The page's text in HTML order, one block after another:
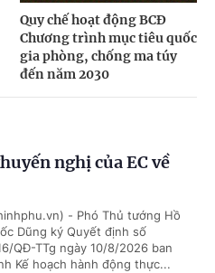
Quy chế hoạt động BCĐ
Chương trình mục tiêu quốc
gia phòng, chống ma túy
đến năm 2030
nghị của EC về
- Phó Thủ tướng Hồ
Dũng ký Quyết định số
QĐ-TTg ngày 10/8/2026 ban
Kế hoạch hành động thực...